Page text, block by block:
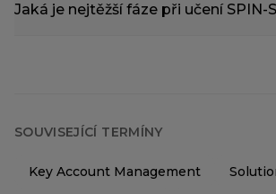
Jaká je nejtěžší fáze při učení SPIN-
SOUVISEJÍCÍ TERMÍNY
Key Account Management